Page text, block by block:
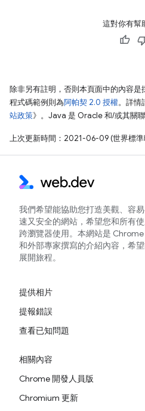
這對你有幫
除非另有註明，否則本頁面中的內容是
程式碼範例則為阿帕契 2.0 授權。詳情
站政策》。Java 是 Oracle 和/或其關聯
上次更新時間：2021-06-09 (世界標準
我們希望能協助您打造美觀、容
速又安全的網站，希望您和所有
跨瀏覽器使用。本網站是 Chrome
和外部專家撰寫的介紹內容，希
展開旅程。
提供相片
提報錯誤
查看已知問題
相關內容
Chrome 開發人員版
Chromium 更新